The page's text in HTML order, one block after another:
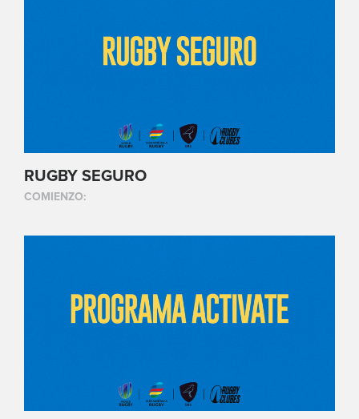
RUGBY SEGURO
COMIENZO: